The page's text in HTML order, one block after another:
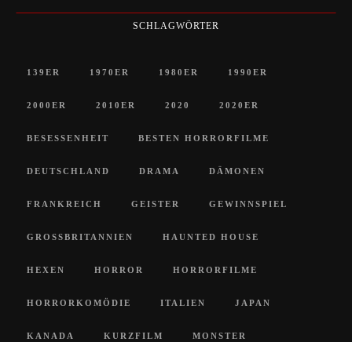
SCHLAGWÖRTER
139ER 1970ER 1980ER 1990ER
2000ER 2010ER 2020 2020ER
BESESSENHEIT BESTEN HORRORFILME
DEUTSCHLAND DRAMA DÄMONEN
FRANKREICH GEISTER GEWINNSPIEL
GROSSBRITANNIEN HAUNTED HOUSE
HEXEN HORROR HORRORFILME
HORRORKOMÖDIE ITALIEN JAPAN
KANADA KURZFILM MONSTER